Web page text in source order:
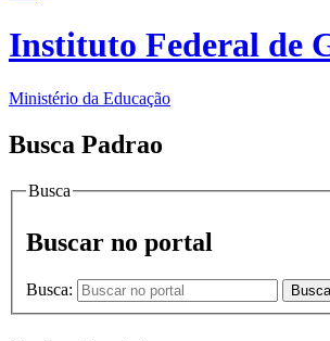
Instituto Federal de
Ministério da Educação
Busca Padrao
Busca
Buscar no portal
Busca: